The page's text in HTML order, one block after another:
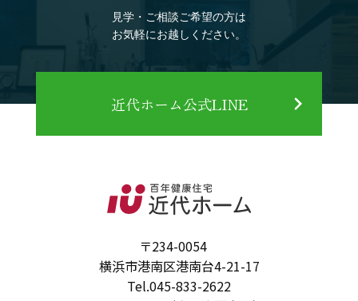
見学・ご相談ご希望の方は
お気軽にお越しください。
近代ホーム公式LINE
〒234-0054
横浜市港南区港南台4-21-17
Tel.045-833-2622